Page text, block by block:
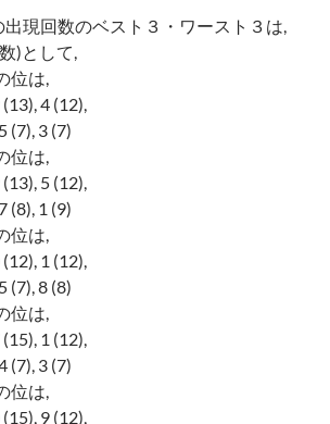
現回数のベスト３・ワースト３は,
)として,
位は,
4 (12),
(7), 3 (7)
位は,
5 (12),
(8), 1 (9)
位は,
1 (12),
(7), 8 (8)
位は,
1 (12),
(7), 3 (7)
位は,
9 (12),